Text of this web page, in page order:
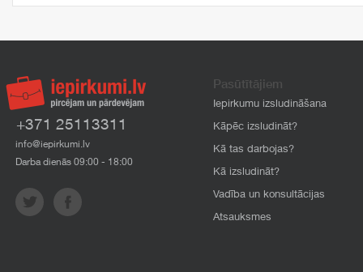
+371 25113311
info@iepirkumi.lv
Darba dienās 09:00 - 18:00
Pasūtītājiem
Iepirkumu izsludināšana
Kāpēc izsludināt?
Kā tas darbojas?
Kā izsludināt?
Vadība un konsultācijas
Atsauksmes